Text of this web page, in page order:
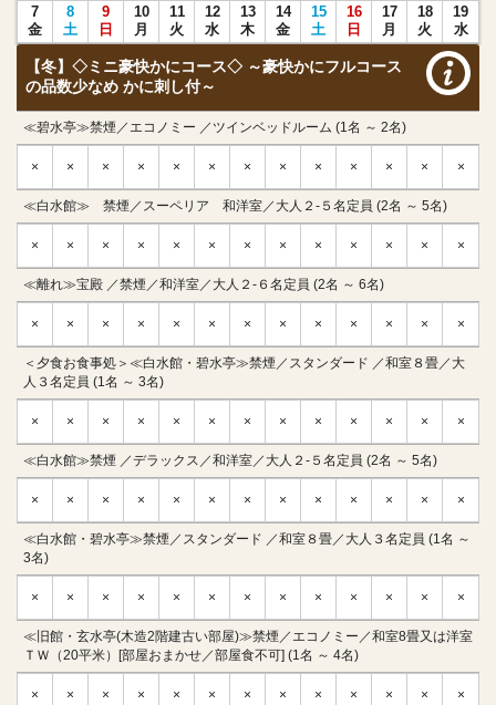
7
金
8
土
9
日
10
月
11
火
12
水
13
木
14
金
15
土
16
日
17
月
18
火
19
水
【冬】◇ミニ豪快かにコース◇ ～豪快かにフルコース
の品数少なめ かに刺し付～
≪碧水亭≫禁煙／エコノミー ／ツインベッドルーム (1名 ～ 2名)
× × × × × × × × × × × × ×
≪白水館≫ 禁煙／スーペリア 和洋室／大人２-５名定員 (2名 ～ 5名)
× × × × × × × × × × × × ×
≪離れ≫宝殿 ／禁煙／和洋室／大人２-６名定員 (2名 ～ 6名)
× × × × × × × × × × × × ×
＜夕食お食事処＞≪白水館・碧水亭≫禁煙／スタンダード ／和室８畳／大
人３名定員 (1名 ～ 3名)
× × × × × × × × × × × × ×
≪白水館≫禁煙 ／デラックス／和洋室／大人２-５名定員 (2名 ～ 5名)
× × × × × × × × × × × × ×
≪白水館・碧水亭≫禁煙／スタンダード ／和室８畳／大人３名定員 (1名 ～
3名)
× × × × × × × × × × × × ×
≪旧館・玄水亭(木造2階建古い部屋)≫禁煙／エコノミー／和室8畳又は洋室
ＴＷ（20平米）[部屋おまかせ／部屋食不可] (1名 ～ 4名)
× × × × × × × × × × × × ×